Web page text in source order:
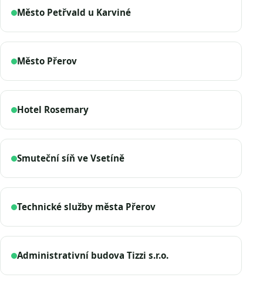
Město Petřvald u Karviné
Město Přerov
Hotel Rosemary
Smuteční síň ve Vsetíně
Technické služby města Přerov
Administrativní budova Tizzi s.r.o.